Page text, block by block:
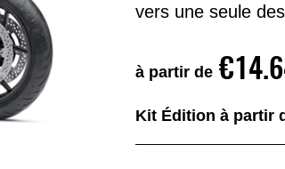
vers une seule
à partir de
Kit Édition à partir